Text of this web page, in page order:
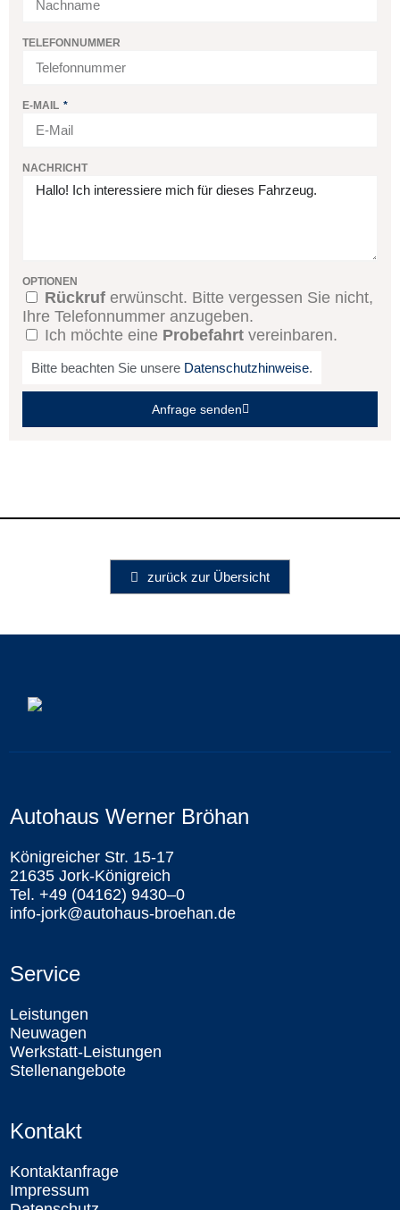
TELEFONNUMMER
E-MAIL
NACHRICHT
OPTIONEN
Rückruf erwünscht. Bitte vergessen Sie nicht,
Ihre Telefonnummer anzugeben.
Ich möchte eine Probefahrt vereinbaren.
Bitte beachten Sie unsere Datenschutzhinweise.
Anfrage senden
zurück zur Übersicht
Autohaus Werner Bröhan
Königreicher Str. 15-17
21635 Jork-Königreich
Tel. +49 (04162) 9430–0
info-jork@autohaus-broehan.de
Service
Leistungen
Neuwagen
Werkstatt-Leistungen
Stellenangebote
Kontakt
Kontaktanfrage
Impressum